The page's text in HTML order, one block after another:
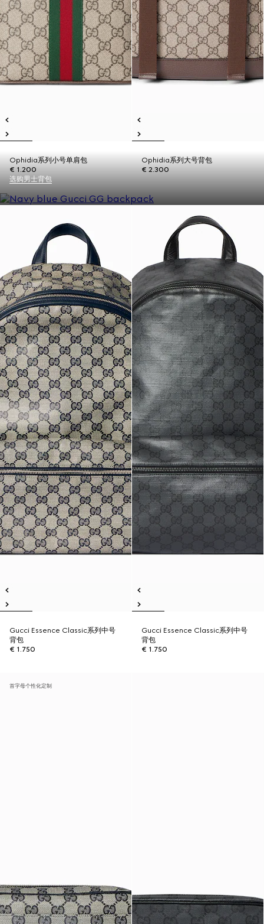
Ophidia系列小号单肩包
€ 1.200
Ophidia系列大号背包
€ 2.300
选购男士背包
Gucci Essence Classic系列中号
背包
€ 1.750
Gucci Essence Classic系列中号
背包
€ 1.750
首字母个性化定制